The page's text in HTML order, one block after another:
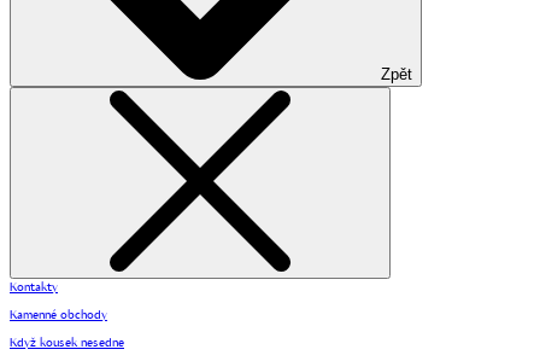
Zpět
Kontakty
Kamenné obchody
Když kousek nesedne